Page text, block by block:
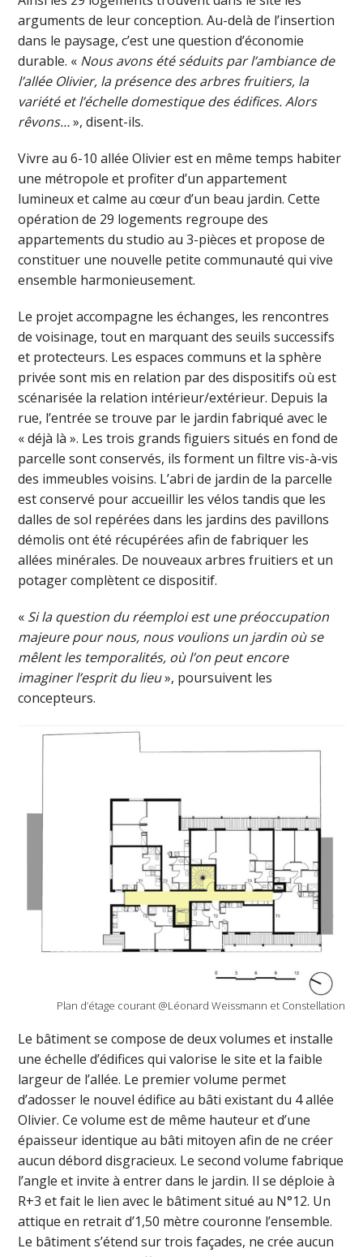
arguments de leur conception. Au-delà de l’insertion
dans le paysage, c’est une question d’économie
durable. « Nous avons été séduits par l’ambiance de
l’allée Olivier, la présence des arbres fruitiers, la
variété et l’échelle domestique des édifices. Alors
rêvons…», disent-ils.
Vivre au 6-10 allée Olivier est en même temps habiter
une métropole et profiter d’un appartement
lumineux et calme au cœur d’un beau jardin. Cette
opération de 29 logements regroupe des
appartements du studio au 3-pièces et propose de
constituer une nouvelle petite communauté qui vive
ensemble harmonieusement.
Le projet accompagne les échanges, les rencontres
de voisinage, tout en marquant des seuils successifs
et protecteurs. Les espaces communs et la sphère
privée sont mis en relation par des dispositifs où est
scénarisée la relation intérieur/extérieur. Depuis la
rue, l’entrée se trouve par le jardin fabriqué avec le
« déjà là ». Les trois grands figuiers situés en fond de
parcelle sont conservés, ils forment un filtre vis-à-vis
des immeubles voisins. L’abri de jardin de la parcelle
est conservé pour accueillir les vélos tandis que les
dalles de sol repérées dans les jardins des pavillons
démolis ont été récupérées afin de fabriquer les
allées minérales. De nouveaux arbres fruitiers et un
potager complètent ce dispositif.
« Si la question du réemploi est une préoccupation
majeure pour nous, nous voulions un jardin où se
mêlent les temporalités, où l’on peut encore
imaginer l’esprit du lieu», poursuivent les
concepteurs.
Plan d’étage courant @Léonard Weissmann et Constellation
Le bâtiment se compose de deux volumes et installe
une échelle d’édifices qui valorise le site et la faible
largeur de l’allée. Le premier volume permet
d’adosser le nouvel édifice au bâti existant du 4 allée
Olivier. Ce volume est de même hauteur et d’une
épaisseur identique au bâti mitoyen afin de ne créer
aucun débord disgracieux. Le second volume fabrique
l’angle et invite à entrer dans le jardin. Il se déploie à
R+3 et fait le lien avec le bâtiment situé au N°12. Un
attique en retrait d’1,50 mètre couronne l’ensemble.
Le bâtiment s’étend sur trois façades, ne crée aucun